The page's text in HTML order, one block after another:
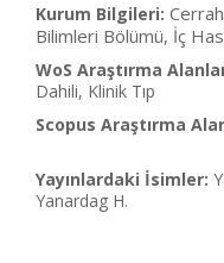
Kurum Bilgileri:
Bilimleri Bölümü, İç
WoS Araştırma
Dahili, Klinik Tıp
Scopus Araştırma
Yayınlardaki İsimler:
Yanardag H.